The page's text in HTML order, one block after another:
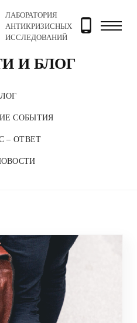
ЛАБОРАТОРИЯ
АНТИКРИЗИСНЫХ
ИССЛЕДОВАНИЙ
И БЛОГ
СОБЫТИЯ
– ОТВЕТ